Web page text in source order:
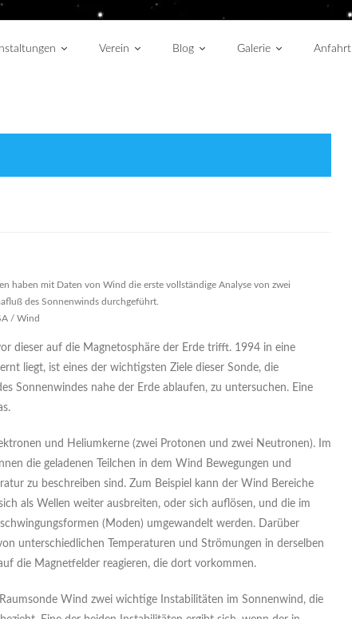
Verein Blog Galerie Anfahrt
haben mit Daten von Wind die erste vollständige Analyse von zwei
des Sonnenwinds durchgeführt.
/ Wind
dieser auf die Magnetosphäre der Erde trifft. 1994 in eine
liegt, ist eines der wichtigsten Ziele dieser Sonde, die
Sonnenwindes nahe der Erde ablaufen, zu untersuchen. Eine
und Heliumkerne (zwei Protonen und zwei Neutronen). Im
die geladenen Teilchen in dem Wind Bewegungen und
zu beschreiben sind. Zum Beispiel kann der Wind Bereiche
als Wellen weiter ausbreiten, oder sich auflösen, und die im
(Moden) umgewandelt werden. Darüber
unterschiedlichen Temperaturen und Strömungen in derselben
die Magnetfelder reagieren, die dort vorkommen.
Wind zwei wichtige Instabilitäten im Sonnenwind, die